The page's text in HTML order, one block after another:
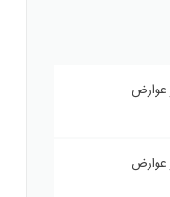
عوارض
عوارض